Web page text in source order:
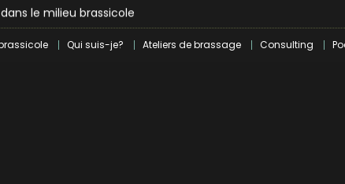
le milieu brassicole
pour une bouchée de pain ?
Qui suis-je? Ateliers de brassage Consulting